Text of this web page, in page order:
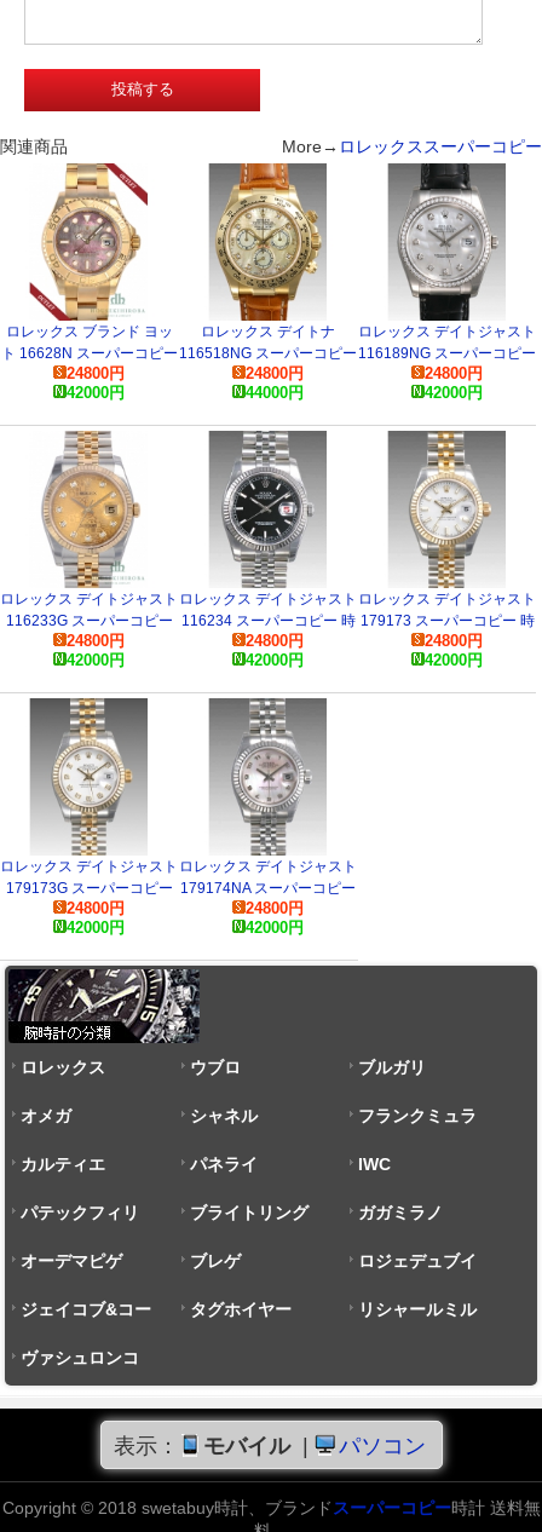
関連商品 More→ ロレックススーパーコピー
ロレックス ブランド ヨッ
ト 16628N スーパーコピー
時計
24800円
42000円
ロレックス デイトナ
116518NG スーパーコピー
時計
24800円
44000円
ロレックス デイトジャスト
116189NG スーパーコピー
時計
24800円
42000円
ロレックス デイトジャスト
116233G スーパーコピー
時計
24800円
42000円
ロレックス デイトジャスト
116234 スーパーコピー 時
計
24800円
42000円
ロレックス デイトジャスト
179173 スーパーコピー 時
計
24800円
42000円
ロレックス デイトジャスト
179173G スーパーコピー
時計
24800円
42000円
ロレックス デイトジャスト
179174NA スーパーコピー
時計
24800円
42000円
ロレックス ウブロ ブルガリ
オメガ シャネル フランクミュラ
ー
カルティエ パネライ IWC
パテックフィリ
ップ
ブライトリング ガガミラノ
オーデマピゲ ブレゲ ロジェデュブイ
ジェイコブ&コー タグホイヤー リシャールミル
ヴァシュロンコ
ンスタンタン
表示： モバイル パソコン
Copyright © 2018 swetabuy時計、ブランド スーパーコピー時計 送料無